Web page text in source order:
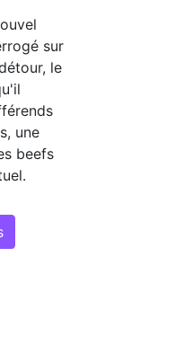
sur
le
une
beefs